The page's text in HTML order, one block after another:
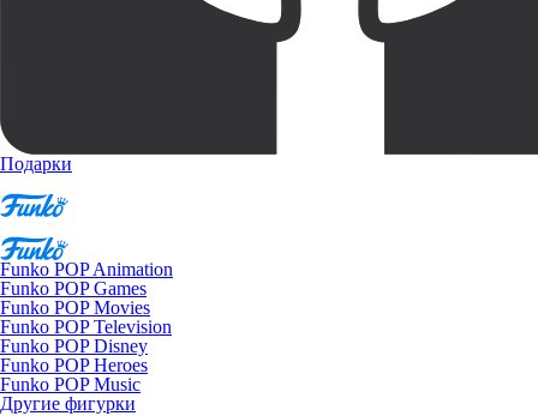
Подарки
Funko POP Animation
Funko POP Games
Funko POP Movies
Funko POP Television
Funko POP Disney
Funko POP Heroes
Funko POP Music
Другие фигурки